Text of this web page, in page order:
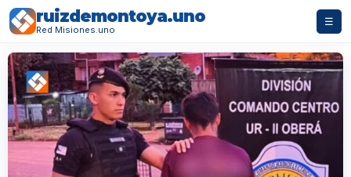
ruizdemontoya.uno
Red Misiones.uno
☰